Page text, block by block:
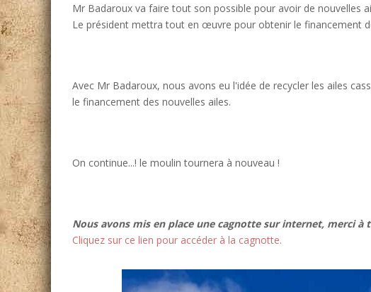
Mr Badaroux va faire tout son possible pour avoir de nouvelles
Le président mettra tout en œuvre pour obtenir le financement
Avec Mr Badaroux, nous avons eu l'idée de recycler les ailes
le financement des nouvelles ailes.
On continue...! le moulin tournera à nouveau !
Nous avons mis en place une cagnotte sur internet, merci à
Cliquez sur ce lien pour accéder à la cagnotte.